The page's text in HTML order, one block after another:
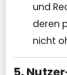
und
deren
nicht